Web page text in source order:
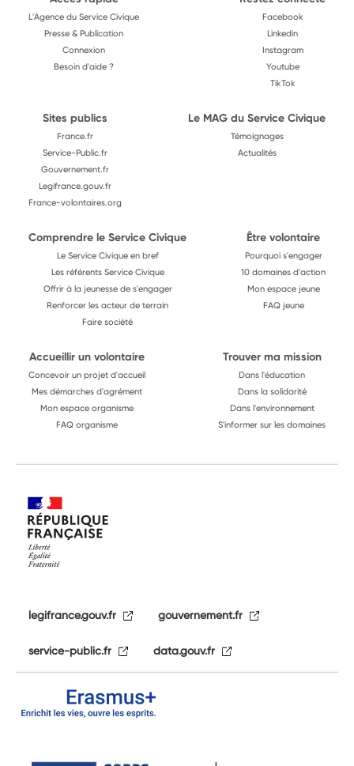
L'Agence du Service Civique
Presse & Publication
Connexion
Besoin d'aide ?
Facebook
Linkedin
Instagram
Youtube
TikTok
Sites publics
France.fr
Service-Public.fr
Gouvernement.fr
Legifrance.gouv.fr
France-volontaires.org
Le MAG du Service Civique
Témoignages
Actualités
Comprendre le Service Civique
Le Service Civique en bref
Les référents Service Civique
Offrir à la jeunesse de s'engager
Renforcer les acteur de terrain
Faire société
Être volontaire
Pourquoi s'engager
10 domaines d'action
Mon espace jeune
FAQ jeune
Accueillir un volontaire
Concevoir un projet d'accueil
Mes démarches d'agrément
Mon espace organisme
FAQ organisme
Trouver ma mission
Dans l'éducation
Dans la solidarité
Dans l'environnement
S'informer sur les domaines
legifrance.gouv.fr gouvernement.fr
service-public.fr data.gouv.fr